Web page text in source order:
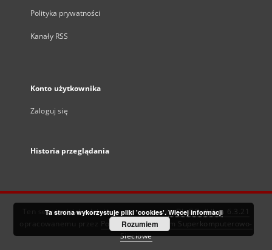
Polityka prywatności
Kanały RSS
Konto użytkownika
Zaloguj się
Historia przeglądania
Ten serwis działa dzięki oprogramowaniuDInGO dLibra 6.3.21
Poznańskie Centrum Superkomputerowo-
Sieciowe
Ta strona wykorzystuje pliki 'cookies'. Więcej informacji
Rozumiem